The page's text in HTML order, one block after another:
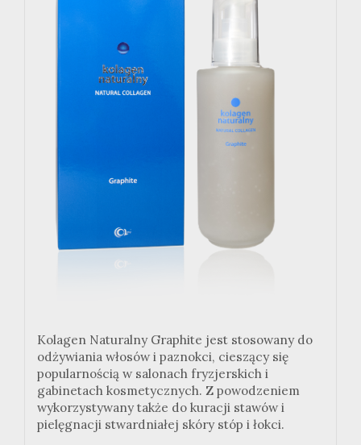
Kolagen Naturalny Graphite jest stosowany do
odżywiania włosów i paznokci, cieszący się
popularnością w salonach fryzjerskich i
gabinetach kosmetycznych. Z powodzeniem
wykorzystywany także do kuracji stawów i
pielęgnacji stwardniałej skóry stóp i łokci.